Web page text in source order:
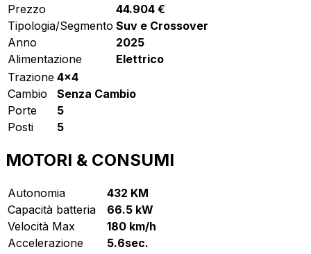
Prezzo
44.904 €
Tipologia/Segmento Suv e Crossover
Anno
2025
Alimentazione
Elettrico
Trazione 4x4
Cambio
Senza Cambio
Porte
5
Posti
5
MOTORI & CONSUMI
Autonomia
432 KM
Capacità batteria
66.5 kW
Velocità Max
180 km/h
Accelerazione
5.6sec.